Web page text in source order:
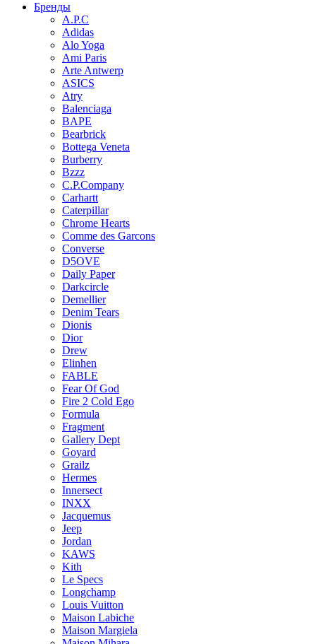
Бренды
A.P.C
Adidas
Alo Yoga
Ami Paris
Arte Antwerp
ASICS
Atry
Balenciaga
BAPE
Bearbrick
Bottega Veneta
Burberry
Bzzz
C.P.Company
Carhartt
Caterpillar
Chrome Hearts
Comme des Garcons
Converse
D5OVE
Daily Paper
Darkcircle
Demellier
Denim Tears
Dionis
Dior
Drew
Elinhen
FABLE
Fear Of God
Fire 2 Cold Ego
Formula
Fragment
Gallery Dept
Goyard
Grailz
Hermes
Innersect
INXX
Jacquemus
Jeep
Jordan
KAWS
Kith
Le Specs
Longchamp
Louis Vuitton
Maison Labiche
Maison Margiela